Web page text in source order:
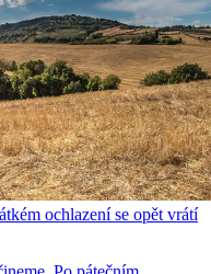
ochlazení se opět vrátí